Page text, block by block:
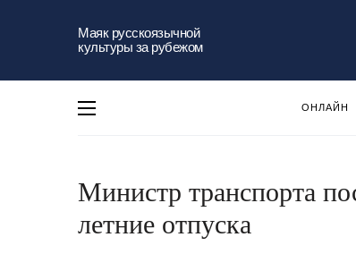
Маяк русскоязычной
культуры за рубежом
ОНЛАЙН
Министр транспорта
летние отпуска